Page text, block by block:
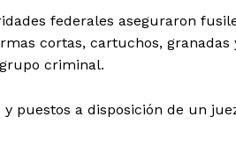
federales aseguraron
cortas, cartuchos, granadas
criminal.
puestos a disposición de un